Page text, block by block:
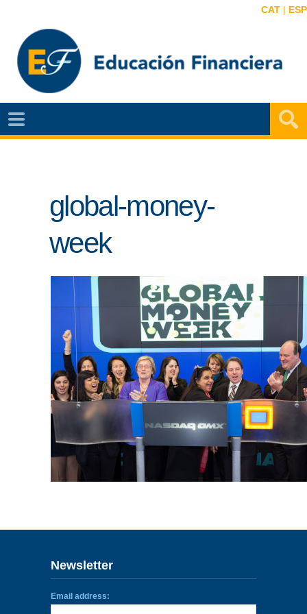
CAT | ESP
NOTÍCIAS
EF
MAPA
PUBLICACIONES
EF
ENLACES
IEF
NOSOTROS
global-money-
week
Newsletter
Email address: